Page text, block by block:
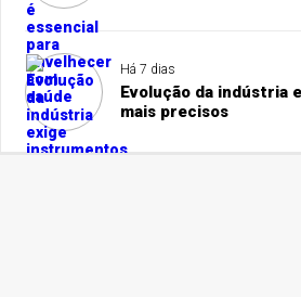
Há 7 dias
Evolução da indústria
mais precisos